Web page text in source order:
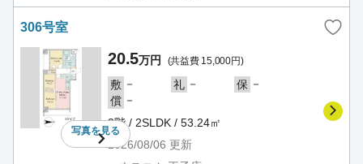
306号室
写真を見る
20.5万円 (共益費 15,000円)
敷 － 礼 － 保 －
償 －
3階 / 2SLDK / 53.24㎡
2026/08/06 更新